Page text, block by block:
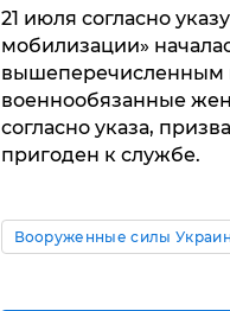
21 июля согласно
мобилизации»
вышеперечисленным
военнообязанные
согласно указа,
пригоден к службе.
Вооруженные силы